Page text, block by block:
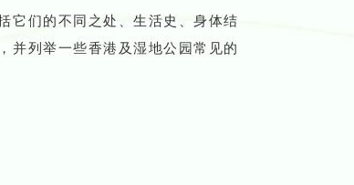
它们的不同之处、生活史、身体结
并列举一些香港及湿地公园常见的